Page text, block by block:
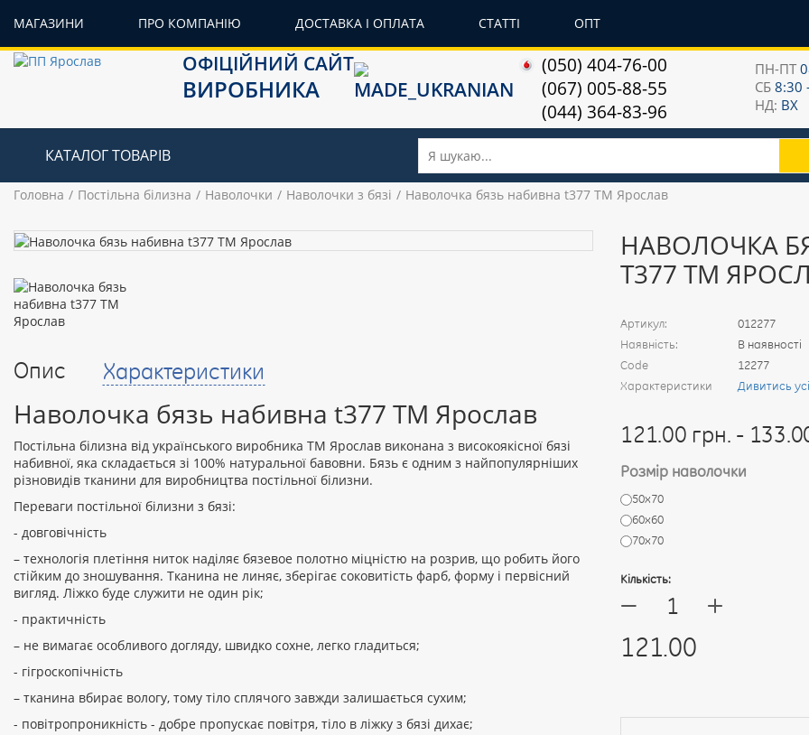
МАГАЗИНИ ПРО КОМПАНІЮ ДОСТАВКА І ОПЛАТА СТАТТІ ОПТ
ОФІЦІЙНИЙ САЙТ
ВИРОБНИКА
(050) 404-76-00
(067) 005-88-55
(044) 364-83-96
ПН-ПТ
СБ8:30
НД: ВХ
КАТАЛОГ ТОВАРІВ
Головна Постільна білизна Наволочки Наволочки з бязі Наволочка бязь набивна t377 ТМ Ярослав
Опис Характеристики
Наволочка бязь набивна t377 ТМ Ярослав
Постільна білизна від українського виробника ТМ Ярослав виконана з високоякісної бязі
набивної, яка складається зі 100% натуральної бавовни. Бязь є одним з найпопулярніших
різновидів тканини для виробництва постільної білизни.
Переваги постільної білизни з бязі:
- довговічність
– технологія плетіння ниток наділяє бязевое полотно міцністю на розрив, що робить його
стійким до зношування. Тканина не линяє, зберігає соковитість фарб, форму і первісний
вигляд. Ліжко буде служити не один рік;
- практичність
– не вимагає особливого догляду, швидко сохне, легко гладиться;
- гігроскопічність
– тканина вбирає вологу, тому тіло сплячого завжди залишається сухим;
- повітропроникність - добре пропускає повітря, тіло в ліжку з бязі дихає;
НАВОЛОЧКА
T377 ТМ
Артикул:
012277
Наявність:
В наявності
Code
12277
Характеристики
Дивитись усі
121.00 грн. -
Розмір наволочки
50х70
60х60
70х70
Кількість:
— +
121.00